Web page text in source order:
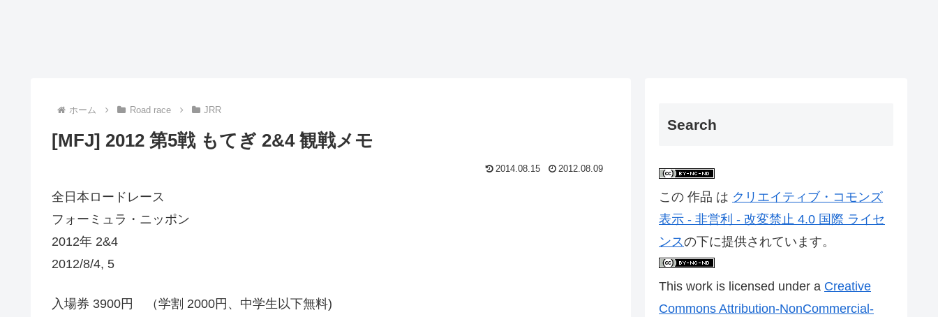
ホーム Road race JRR
[MFJ] 2012 第5戦 もてぎ 2&4 観戦メモ
2014.08.15 2012.08.09
全日本ロードレース
フォーミュラ・ニッポン
2012年 2&4
2012/8/4, 5
入場券 3900円 （学割 2000円、中学生以下無料)
Search
この 作品 は クリエイティブ・コモンズ
表示 - 非営利 - 改変禁止 4.0 国際 ライセ
ンスの下に提供されています。
This work is licensed under a Creative
Commons Attribution-NonCommercial-